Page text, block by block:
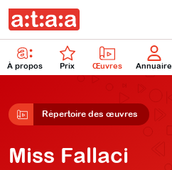
À propos Prix Œuvres Annuaire
Répertoire des œuvres
Miss Fallaci